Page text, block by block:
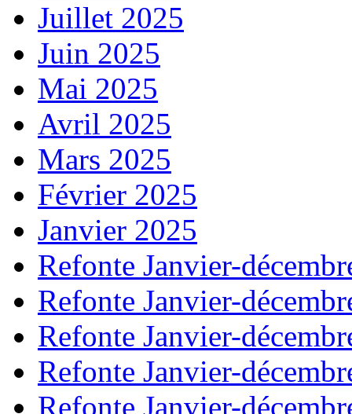
Juillet 2025
Juin 2025
Mai 2025
Avril 2025
Mars 2025
Février 2025
Janvier 2025
Refonte Janvier-
Refonte Janvier-
Refonte Janvier-
Refonte Janvier-
Refonte Janvier-